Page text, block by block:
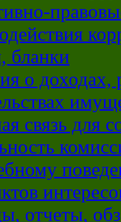
о доходах,
связь для
отчеты,